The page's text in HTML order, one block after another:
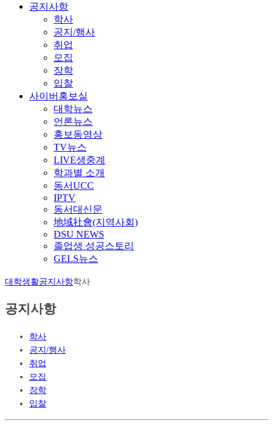
공지사항
학사
공지/행사
취업
모집
장학
입찰
사이버홍보실
대학뉴스
언론뉴스
홍보동영상
TV뉴스
LIVE생중계
학과별 소개
동서UCC
IPTV
동서대신문
地域社會(지역사회)
DSU NEWS
졸업생 성공스토리
GELS뉴스
대학생활공지사항학사
공지사항
학사
공지/행사
취업
모집
장학
입찰